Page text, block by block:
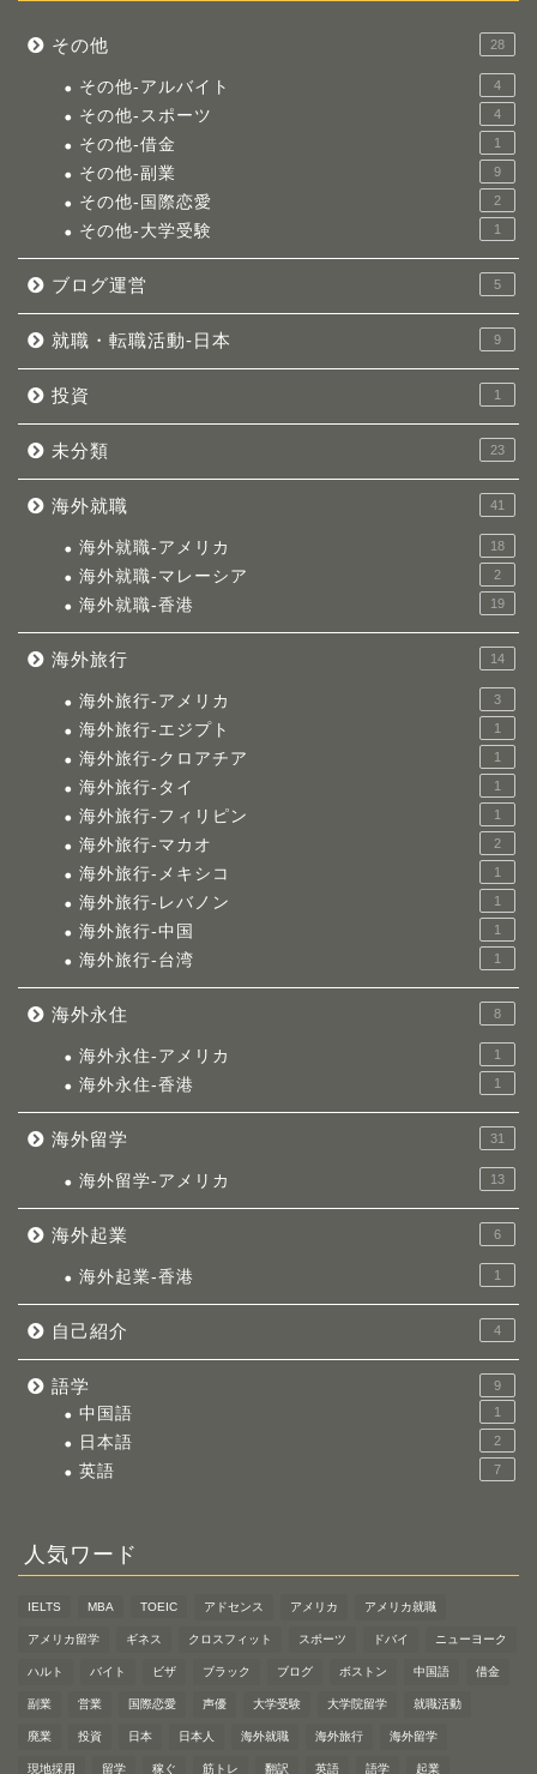
その他 28
その他-アルバイト 4
その他-スポーツ 4
その他-借金 1
その他-副業 9
その他-国際恋愛 2
その他-大学受験 1
ブログ運営 5
就職・転職活動-日本 9
投資 1
未分類 23
海外就職 41
海外就職-アメリカ 18
海外就職-マレーシア 2
海外就職-香港 19
海外旅行 14
海外旅行-アメリカ 3
海外旅行-エジプト 1
海外旅行-クロアチア 1
海外旅行-タイ 1
海外旅行-フィリピン 1
海外旅行-マカオ 2
海外旅行-メキシコ 1
海外旅行-レバノン 1
海外旅行-中国 1
海外旅行-台湾 1
海外永住 8
海外永住-アメリカ 1
海外永住-香港 1
海外留学 31
海外留学-アメリカ 13
海外起業 6
海外起業-香港 1
自己紹介 4
語学 9
中国語 1
日本語 2
英語 7
人気ワード
IELTS MBA TOEIC アドセンス アメリカ アメリカ就職
アメリカ留学 ギネス クロスフィット スポーツ ドバイ ニューヨーク
ハルト バイト ビザ ブラック ブログ ボストン 中国語 借金
副業 営業 国際恋愛 声優 大学受験 大学院留学 就職活動
廃業 投資 日本 日本人 海外就職 海外旅行 海外留学
現地採用 留学 稼ぐ 筋トレ 翻訳 英語 語学 起業